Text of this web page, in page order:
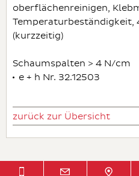
oberflächenreinigen,
Temperaturbeständigkeit,
(kurzzeitig)
Schaumspalten > 4 N/cm
e + h Nr. 32.12503
zurück zur Übersicht